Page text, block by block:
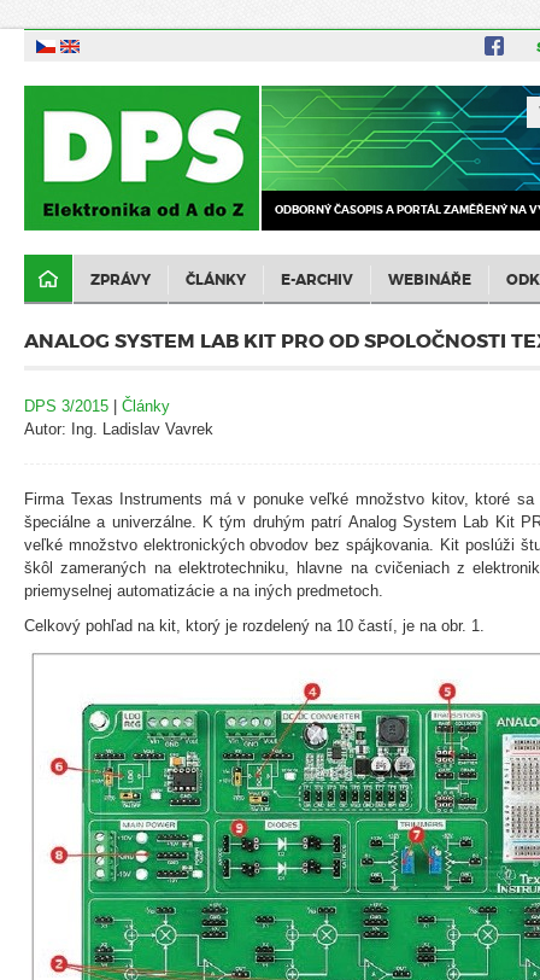
ODBORNÝ ČASOPIS A PORTÁL ZAMĚŘENÝ NA
ZPRÁVY ČLÁNKY E-ARCHIV WEBINÁŘE
ANALOG SYSTEM LAB KIT PRO OD SPOLOČNOSTI
DPS 3/2015 | Články
Autor: Ing. Ladislav Vavrek
Firma Texas Instruments má v ponuke veľké množstvo kitov, ktoré
špeciálne a univerzálne. K tým druhým patrí Analog System Lab Kit
veľké množstvo elektronických obvodov bez spájkovania. Kit poslúži
škôl zameraných na elektrotechniku, hlavne na cvičeniach z
priemyselnej automatizácie a na iných predmetoch.
Celkový pohľad na kit, ktorý je rozdelený na 10 častí, je na obr. 1.